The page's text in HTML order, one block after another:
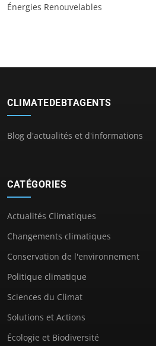
Énergies Renouvelables
CLIMATEDEBTAGENTS
Blog d'actualités et d'informations
CATÉGORIES
Actualités Climatiques
Changements climatiques
Conservation de l'environnement
Politique climatique
Sciences du Climat
Solutions et Actions
Écologie et Biodiversité